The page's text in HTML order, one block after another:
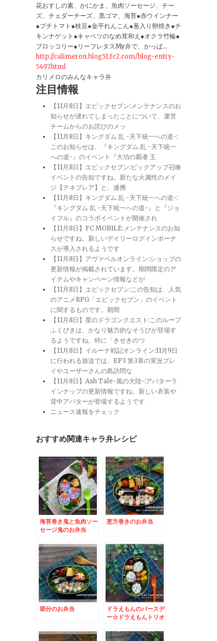
花おすしの素、かにかま、魚肉ソーセージ、チー
ズ、チェダーチーズ、黒ゴマ、海苔●赤ウインナー
●プチトマト●枝豆●金平れんこん●葱入り卵焼き●チ
キンナゲット●キャベツのなめ茸和え●オクラ竹輪●
ブロッコリー●リーフレタスMy弁で、かっぱ...
http://calimeron.blog51.fc2.com/blog-entry-
5497.html
カリメロのみんなキャラ弁
注目情報
【11月8日】エピックセブン:メンテナンスのお
知らせが遅れてしまったことについて、運営
チームからのお詫びのメッ
【11月8日】キングダム 乱 -天下統一への道-:
このお知らせは、『キングダム 乱 -天下統一
への道-』のイベント『大功の覇者 王
【11月8日】エピックセブン:ピックアップ召喚
イベントの告知ですね。新たな火属性のメイ
ジ【テネブレア】と、連携
【11月8日】キングダム 乱 -天下統一への道-:
『キングダム 乱 -天下統一への道-』と『ジョ
イフル』のコラボイベントが開催され
【11月8日】FC MOBILE:メンテナンスのお知
らせですね。新しいデイリーログインボーナ
スが導入されるようです
【11月8日】アヴァベルオンライン:ショップの
更新情報が掲載されています。期間限定のア
イテムやキャンペーン情報などが
【11月8日】エピックセブン:この告知は、人気
のアニメRPG「エピックセブン」のイベント
に関するものです。期間
【11月8日】星のドラゴンクエスト:このループ
ふくびきは、かなり魅力的なそうびが登場す
るようですね。特に「きせきのつ
【11月8日】イルーナ戦記オンライン:11月9日
に行われる放送では、EP3 第3章の実況プレ
イやユーザーさんの島訪問な
【11月8日】Ash Tale-風の大陸-:アバターラ
インナップの更新情報ですね。新しい衣装や
背中アバターが登場するようです
ニュース速報をチェック
おすすめ関連キャラ弁レシピ
海苔巻き鬼と魚肉ソー
セージ鬼のお弁当
恵方巻きのお弁当
節分のお弁当
ドラえもんのバースデ
ー☆ドラえもんトリオ